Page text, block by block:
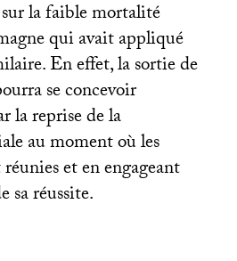
la faible mortalité
qui avait appliqué
En effet, la sortie de
se concevoir
la reprise de la
au moment où les
et en engageant
sa réussite.